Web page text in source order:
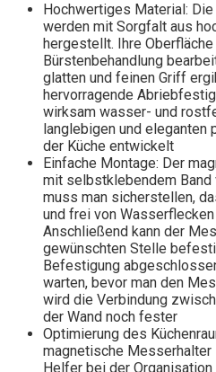
Hochwertiges Material:
werden mit Sorgfalt aus
hergestellt. Ihre
Bürstenbehandlung
glatten und feinen Griff
hervorragende
wirksam wasser- und
langlebigen und eleganten
der Küche entwickelt
Einfache Montage: Der
mit selbstklebendem Band
muss man sicherstellen,
und frei von
Anschließend kann der
gewünschten Stelle
Befestigung
warten, bevor man den
wird die Verbindung
der Wand noch fester
Optimierung des
magnetische Messerhalter
Helfer bei der